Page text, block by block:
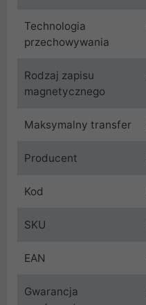
Technologia
przechowywania
Rodzaj zapisu
magnetycznego
Maksymalny transfer
Producent
Kod
SKU
EAN
Gwarancja